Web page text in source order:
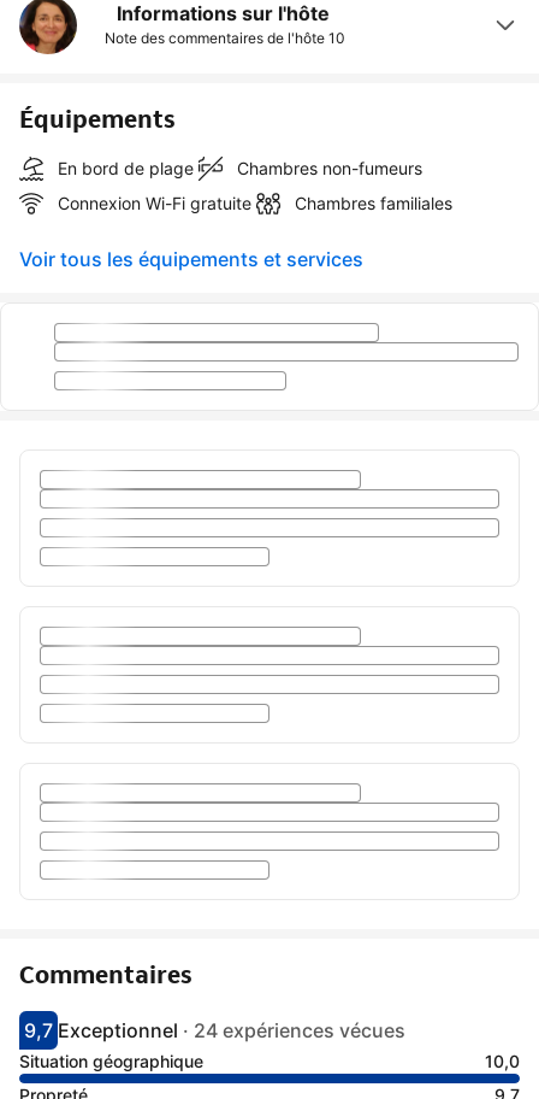
Informations sur l'hôte
Note des commentaires de l'hôte 10
Équipements
En bord de plage
Chambres non-fumeurs
Connexion Wi-Fi gratuite
Chambres familiales
Voir tous les équipements et services
Commentaires
Avec une note de 9.7
9,7
exceptionnel
Exceptionnel · 24 expériences vécues
Situation géographique
10,0